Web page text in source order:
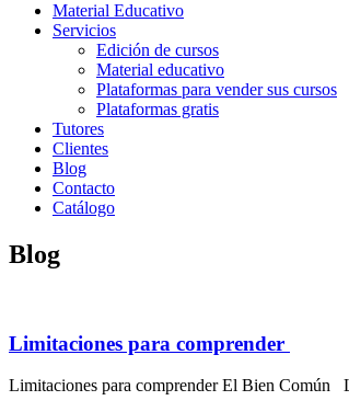
Material Educativo
Servicios
Edición de cursos
Material educativo
Plataformas para vender sus cursos
Plataformas gratis
Tutores
Clientes
Blog
Contacto
Catálogo
Blog
Limitaciones para comprender
Limitaciones para comprender El Bien Común